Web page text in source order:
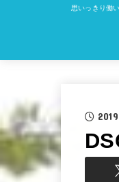
思いっきり働